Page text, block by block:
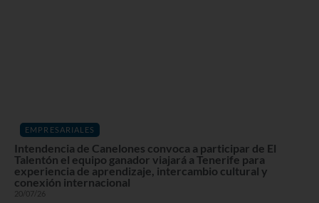
EMPRESARIALES
Intendencia de Canelones convoca a participar de El
Talentón el equipo ganador viajará a Tenerife para
experiencia de aprendizaje, intercambio cultural y
conexión internacional
20/07/26